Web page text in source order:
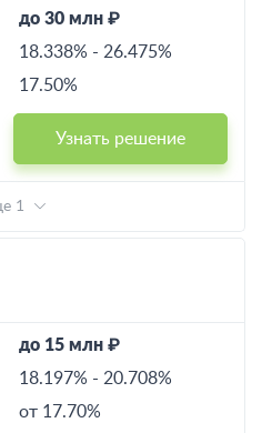
до 30 млн ₽
18.338% - 26.475%
17.50%
Узнать решение
1
до 15 млн ₽
18.197% - 20.708%
от 17.70%